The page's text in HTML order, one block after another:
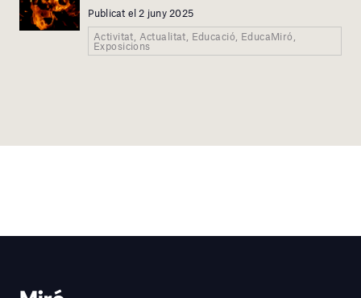
Publicat el 2 juny 2025
Activitat, Actualitat, Educació, EducaMiró,
Exposicions